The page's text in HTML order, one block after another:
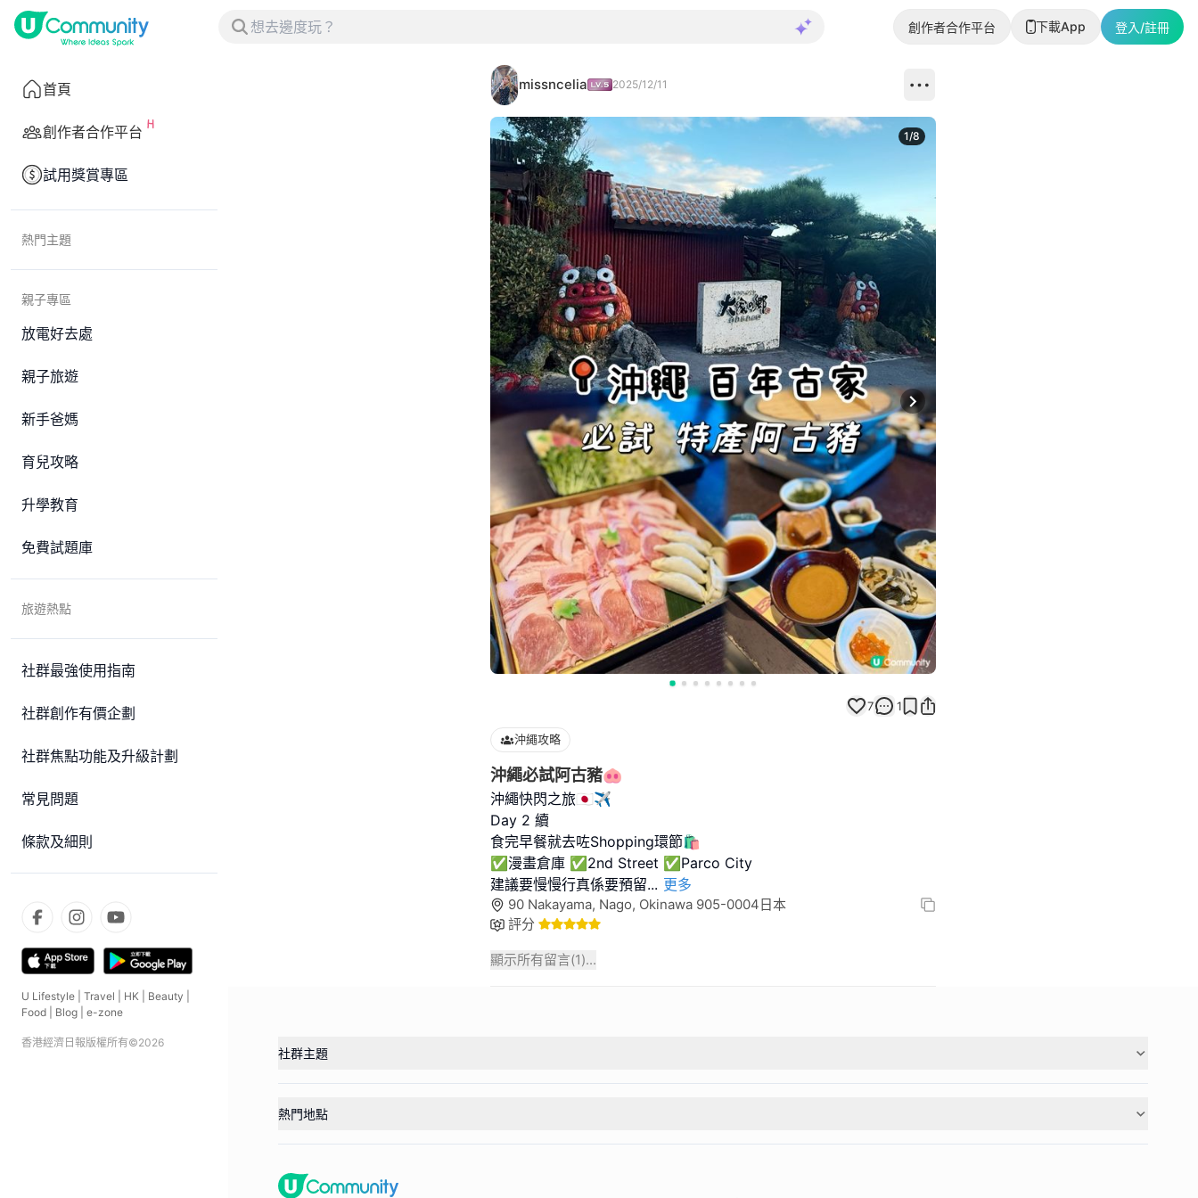
創作者合作平台 下載App 登入/註冊
首頁
創作者合作平台
試用獎賞專區
熱門主題
親子專區
放電好去處
親子旅遊
新手爸媽
育兒攻略
升學教育
免費試題庫
旅遊熱點
社群最強使用指南
社群創作有價企劃
社群焦點功能及升級計劃
常見問題
條款及細則
U Lifestyle Travel HK Beauty
Food
Blog e-zone
香港經濟日報版權所有©2026
missncelia 2025/12/11
Next slide
1/8
7 1
沖繩攻略
沖繩必試阿古豬🐽
沖繩快閃之旅🇯🇵✈️
Day 2 續
食完早餐就去咗Shopping環節🛍️
✅漫畫倉庫 ✅2nd Street ✅Parco City
建議要慢慢行真係要預留... 更多
90 Nakayama, Nago, Okinawa 905-0004日本
評分
顯示所有留言(1)...
社群主題
熱門地點